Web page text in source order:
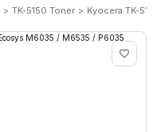
TK-5150 Toner Kyocera TK-